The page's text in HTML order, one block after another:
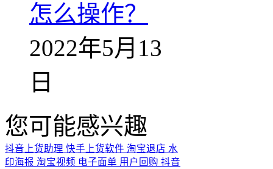
怎么操作？
2022年5月13
日
您可能感兴趣
抖音上货助理 快手上货软件 淘宝退店 水
印海报 淘宝视频 电子面单 用户回购 抖音